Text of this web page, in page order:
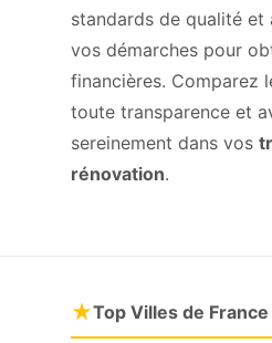
standards de qualité et
vos démarches pour
financières. Comparez
toute transparence et
sereinement dans vos
rénovation.
★Top Villes de France